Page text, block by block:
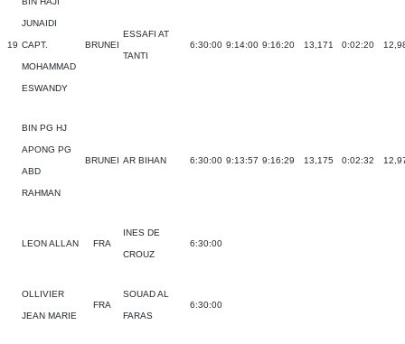
19
JUNAIDI
CAPT.
MOHAMMAD
ESWANDY
BRUNEI
ESSAFI AT
TANTI
6:30:00 9:14:00 9:16:20 13,171 0:02:20
BIN PG HJ
APONG PG
ABD
RAHMAN
BRUNEI AR BIHAN 6:30:00 9:13:57 9:16:29 13,175 0:02:32
LEON ALLAN FRA
INES DE
CROUZ
6:30:00
OLLIVIER
JEAN MARIE
FRA
SOUAD AL
FARAS
6:30:00